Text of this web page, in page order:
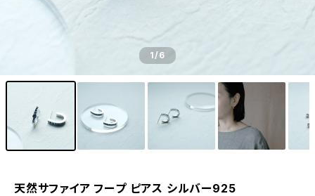
1/6
天然サファイア フープ ピアス シルバー925